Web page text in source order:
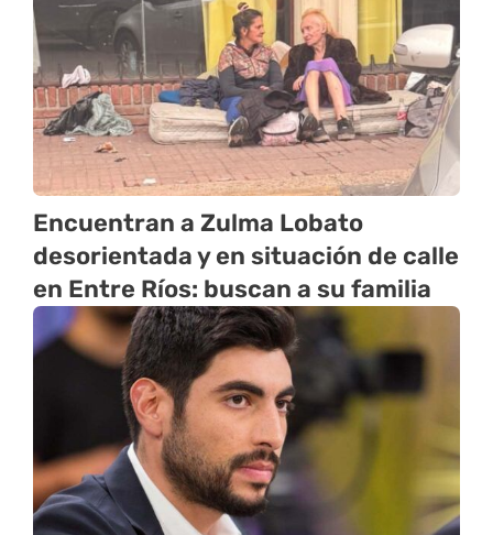
Encuentran a Zulma Lobato
desorientada y en situación de calle
en Entre Ríos: buscan a su familia